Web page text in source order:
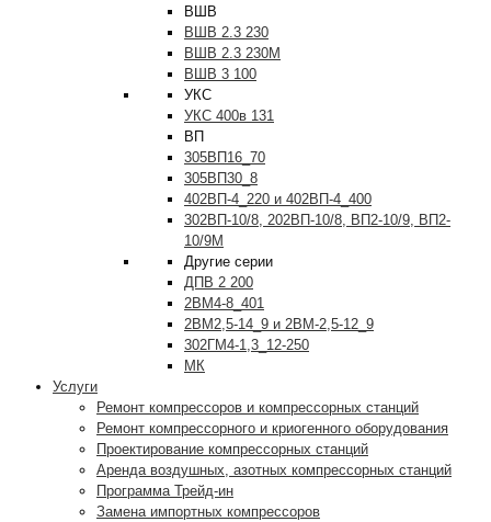
ВШВ
ВШВ 2.3 230
ВШВ 2.3 230М
ВШВ 3 100
УКС
УКС 400в 131
ВП
305ВП16_70
305ВП30_8
402ВП-4_220 и 402ВП-4_400
302ВП-10/8, 202ВП-10/8, ВП2-10/9, ВП2-
10/9М
Другие серии
ДПВ 2 200
2ВМ4-8_401
2ВМ2,5-14_9 и 2ВМ-2,5-12_9
302ГМ4-1,3_12-250
МК
Услуги
Ремонт компрессоров и компрессорных станций
Ремонт компрессорного и криогенного оборудования
Проектирование компрессорных станций
Аренда воздушных, азотных компрессорных станций
Программа Трейд-ин
Замена импортных компрессоров